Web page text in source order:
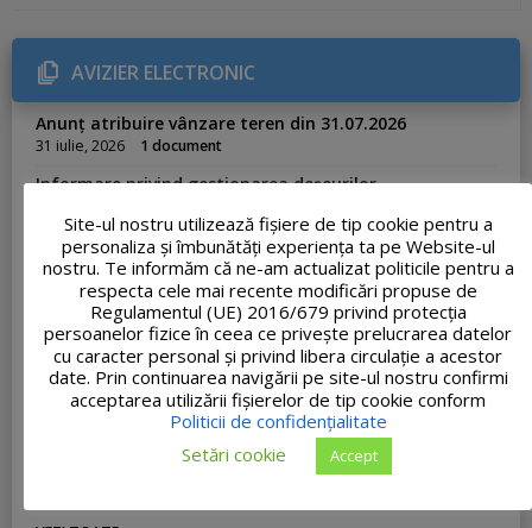
r
i
e
s
AVIZIER ELECTRONIC
Anunț atribuire vânzare teren din 31.07.2026
31 iulie, 2026 1 document
Informare privind gestionarea deșeurilor
Anunț atribuire concesiune Nr. 33.175/23.07.2026
23 iulie, 2026 1 document
Adresa nr. 33062 – Ofertă de școlarizare Academia de
23 iulie, 2026 1 document
PROCES-VERBAL FINAL al concursului de recrutare
organizat pentru ocuparea funcției publice de execuție
vacante de Inspector, clasa I, grad profesional
asistent, în cadrul Compartimentului Urbanism și
Amenajarea Teritoriului
Site-ul nostru utilizează fişiere de tip cookie pentru a
personaliza și îmbunătăți experiența ta pe Website-ul
nostru. Te informăm că ne-am actualizat politicile pentru a
respecta cele mai recente modificări propuse de
Regulamentul (UE) 2016/679 privind protecția
persoanelor fizice în ceea ce privește prelucrarea datelor
cu caracter personal și privind libera circulație a acestor
date. Prin continuarea navigării pe site-ul nostru confirmi
acceptarea utilizării fişierelor de tip cookie conform
Politicii de confidențialitate
Setări cookie
Accept